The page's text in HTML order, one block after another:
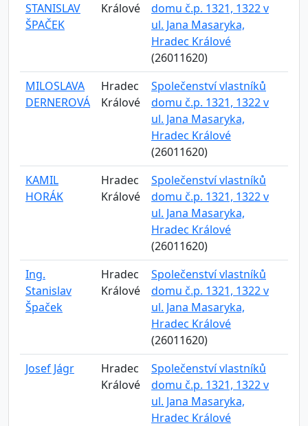
STANISLAV
ŠPAČEK
Králové
domu č.p. 1321, 1322 v
ul. Jana Masaryka,
Hradec Králové
(26011620)
MILOSLAVA
DERNEROVÁ
Hradec
Králové
Společenství vlastníků
domu č.p. 1321, 1322 v
ul. Jana Masaryka,
Hradec Králové
(26011620)
KAMIL
HORÁK
Hradec
Králové
Společenství vlastníků
domu č.p. 1321, 1322 v
ul. Jana Masaryka,
Hradec Králové
(26011620)
Ing.
Stanislav
Špaček
Hradec
Králové
Společenství vlastníků
domu č.p. 1321, 1322 v
ul. Jana Masaryka,
Hradec Králové
(26011620)
Josef Jágr
Hradec
Králové
Společenství vlastníků
domu č.p. 1321, 1322 v
ul. Jana Masaryka,
Hradec Králové